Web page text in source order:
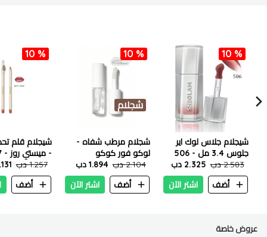
10 %
شيجلام جلاس لوك اير
جلوس 3.4 مل - 506
هوني جليز
2.583 دب
2.325 دب
أضف
اشتر الآن
شجلام
10 %
شجلام مرطب شفاه -
لوكو فور كوكو
2.104 دب
1.894 دب
أضف
اشتر الآن
10 %
شيجلام قلم
- ميستي روز - 1.7 غرام
1.257 دب
1.131
أضف
عروض خاصة